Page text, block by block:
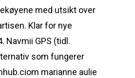
med utsikt over
Klar for nye
Navmii GPS (tidl.
som fungerer
marianne aulie